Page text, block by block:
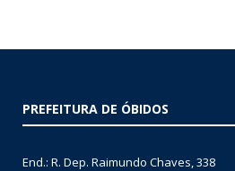
PREFEITURA DE ÓBIDOS
End.: R. Dep. Raimundo Chaves, 338